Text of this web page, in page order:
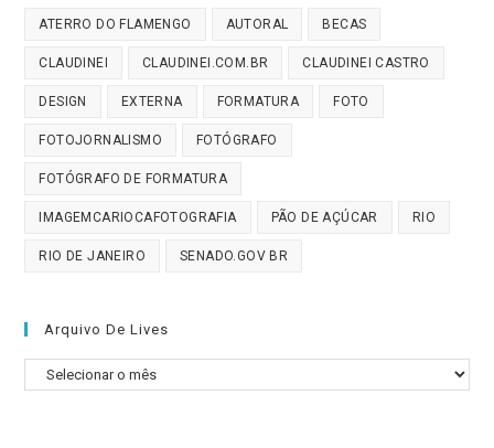
ATERRO DO FLAMENGO AUTORAL BECAS
CLAUDINEI CLAUDINEI.COM.BR CLAUDINEI CASTRO
DESIGN EXTERNA FORMATURA FOTO
FOTOJORNALISMO FOTÓGRAFO
FOTÓGRAFO DE FORMATURA
IMAGEMCARIOCAFOTOGRAFIA PÃO DE AÇÚCAR RIO
RIO DE JANEIRO SENADO.GOV BR
Arquivo De Lives
Arquivo